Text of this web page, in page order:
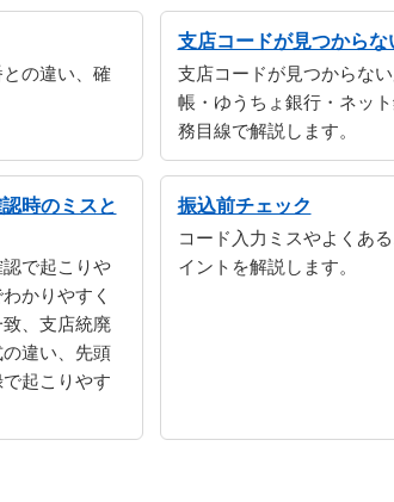
の違い、確
支店コードが見つから
支店コードが見つからな
帳・ゆうちょ銀行・ネッ
務目線で解説します。
時のミスと
で起こりや
かりやすく
、支店統廃
違い、先頭
起こりやす
振込前チェック
コード入力ミスやよくあ
イントを解説します。